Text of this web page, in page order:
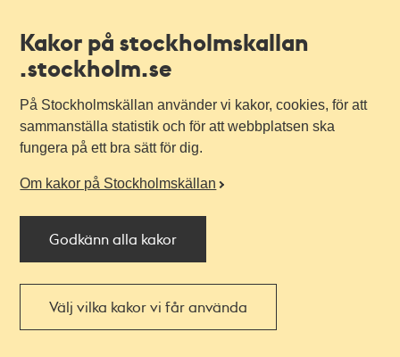
Kakor på stockholmskallan
.stockholm.se
På Stockholmskällan använder vi kakor, cookies, för att
sammanställa statistik och för att webbplatsen ska
fungera på ett bra sätt för dig.
Om kakor på Stockholmskällan
Godkänn alla kakor
Välj vilka kakor vi får använda